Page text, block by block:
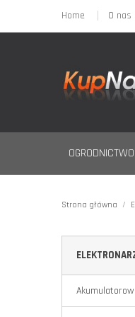
Home O nas
OGRODNICTWO
Strona główna